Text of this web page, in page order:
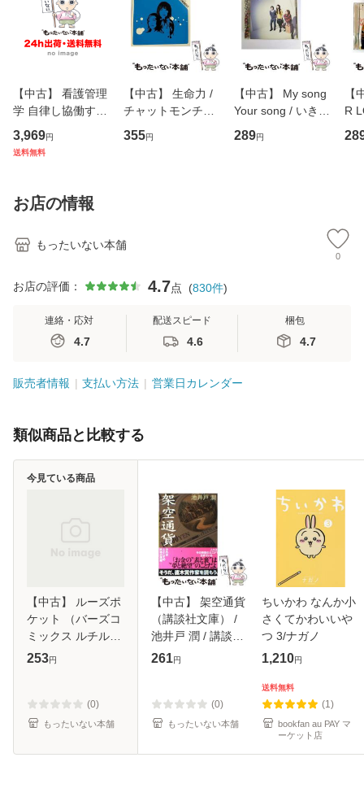
【中古】 看護管理
学 自律し協働する
専門職の看護マネ
ジメントスキル 改
恵 藤本幸三 / 南江
堂 [単行
3,969円
送料無料
【中古】 生命力 /
チャットモンチー /
キューンレコード
[CD]【メール便送
355円
【中古】 My song
Your song / いきも
のがかり / [CD]
【メール便送料無
289円
【
R
産
お店の情報
もったいない本舗
0
お店の評価： 4.7点 (830件)
連絡・応対
4.7
配送スピード
4.6
梱包
4.7
販売者情報 支払い方法 営業日カレンダー
類似商品と比較する
【中古】 ルーズポ
ケット （バーズコ
ミックス ルチルコ
レクション） / あ
ク]【メール便送料
無料】
253円
(0)
もったいない本舗
今見ている商品
【中古】 架空通貨
（講談社文庫） /
池井戸 潤 / 講談社
[文庫]【メール便送
261円
(0)
もったいない本舗
ちいかわ なんか小
さくてかわいいや
つ 3/ナガノ
1,210円
送料無料
(1)
bookfan au PAY マ
ーケット店